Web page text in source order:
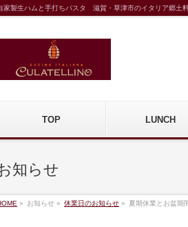
家製生ハムと手打ちパスタ 滋賀・草津市のイタリア郷土
TOP LUNCH
知らせ
» お知らせ » 休業日のお知らせ » 夏期休業とお盆期